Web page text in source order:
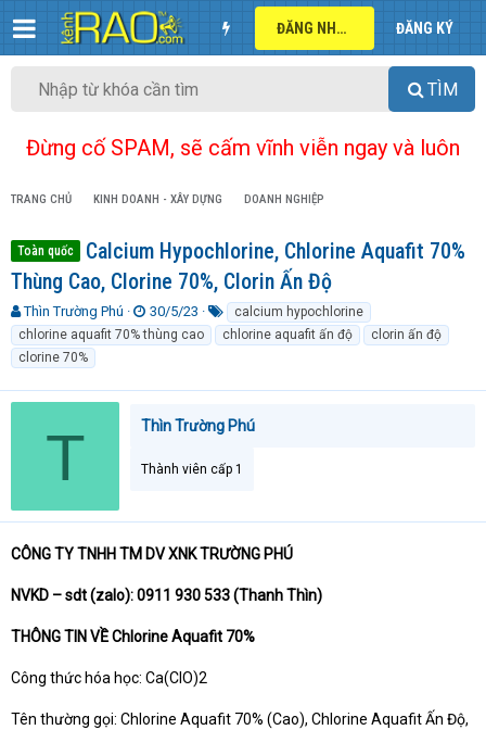
ĐĂNG NHẬP ĐĂNG KÝ
TÌM
Đừng cố SPAM, sẽ cấm vĩnh viễn ngay và luôn
TRANG CHỦ KINH DOANH - XÂY DỰNG DOANH NGHIỆP
Toàn quốc
Calcium Hypochlorine, Chlorine Aquafit 70%
Thùng Cao, Clorine 70%, Clorin Ấn Độ
T
h
r
e
a
e
r
Thìn Trường Phú
N
g
à
g
i
30/5/23
ừ
k
ó
calcium hypochlorine
chlorine aquafit 70% thùng cao
chlorine aquafit ấn độ
clorin ấn độ
clorine 70%
T Thìn Trường Phú
Thành viên cấp 1
CÔNG TY TNHH TM DV XNK TRƯỜNG PHÚ
NVKD – sdt (zalo): 0911 930 533 (Thanh Thìn)
THÔNG TIN VỀ Chlorine Aquafit 70%
Công thức hóa học: Ca(ClO)2
Tên thường gọi: Chlorine Aquafit 70% (Cao), Chlorine Aquafit Ấn Độ,